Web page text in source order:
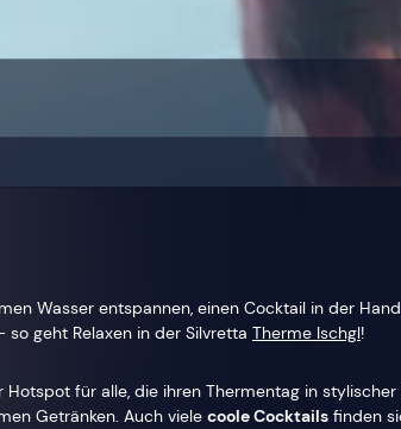
Wasser entspannen, einen Cocktail in der
so geht Relaxen in der Silvretta Therme Ischgl!
Hotspot für alle, die ihren Thermentag in
Getränken. Auch viele coole Cocktails finden